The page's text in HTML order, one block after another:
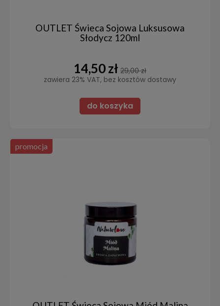
OUTLET Świeca Sojowa Luksusowa
Słodycz 120ml
14,50 zł 29,00 zł
zawiera 23% VAT, bez kosztów dostawy
do koszyka
promocja